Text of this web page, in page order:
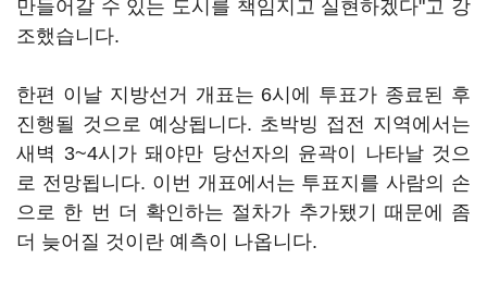
만들어갈 수 있는 도시를 책임지고 실현하겠다"고 강
조했습니다.
한편 이날 지방선거 개표는 6시에 투표가 종료된 후
진행될 것으로 예상됩니다. 초박빙 접전 지역에서는
새벽 3~4시가 돼야만 당선자의 윤곽이 나타날 것으
로 전망됩니다. 이번 개표에서는 투표지를 사람의 손
으로 한 번 더 확인하는 절차가 추가됐기 때문에 좀
더 늦어질 것이란 예측이 나옵니다.